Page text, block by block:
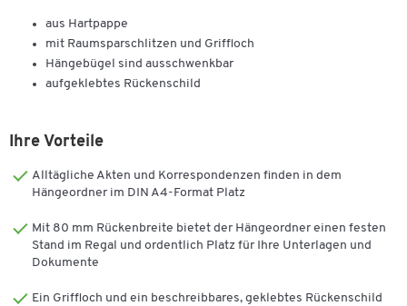
aus Hartpappe
mit Raumsparschlitzen und Griffloch
Hängebügel sind ausschwenkbar
aufgeklebtes Rückenschild
Ihre Vorteile
Alltägliche Akten und Korrespondenzen finden in dem
Hängeordner im DIN A4-Format Platz
Mit 80 mm Rückenbreite bietet der Hängeordner einen festen
Stand im Regal und ordentlich Platz für Ihre Unterlagen und
Dokumente
Ein Griffloch und ein beschreibbares, geklebtes Rückenschild